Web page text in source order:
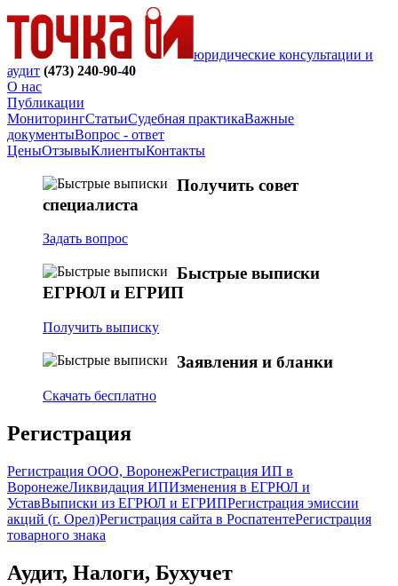
юридические консультации и
аудит (473) 240-90-40
О нас
Публикации
МониторингСтатьиСудебная практикаВажные
документыВопрос - ответ
ЦеныОтзывыКлиентыКонтакты
Получить совет
специалиста
Задать вопрос
Быстрые выписки
ЕГРЮЛ и ЕГРИП
Получить выписку
Заявления и бланки
Скачать бесплатно
Регистрация
Регистрация ООО, ВоронежРегистрация ИП в
ВоронежеЛиквидация ИПИзменения в ЕГРЮЛ и
УставВыписки из ЕГРЮЛ и ЕГРИПРегистрация эмиссии
акций (г. Орел)Регистрация сайта в РоспатентеРегистрация
товарного знака
Аудит, Налоги, Бухучет